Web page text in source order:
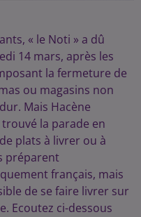
« le Noti » a dû
14 mars, après les
la fermeture de
ou magasins non
Mais Hacène
la parade en
plats à livrer ou à
préparent
français, mais
de se faire livrer sur
Ecoutez ci-dessous